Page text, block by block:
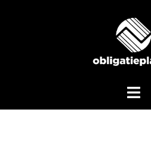
Toggle